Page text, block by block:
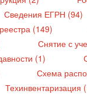
Сведения ЕГРН (94)
(149)
Снятие с
(1)
Схема
Техинвентаризация